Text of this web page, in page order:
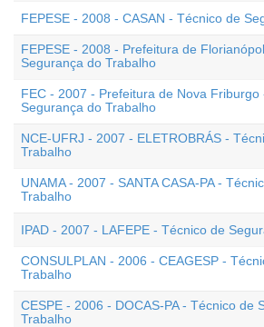
FEPESE - 2008 - CASAN - Técnico de
FEPESE - 2008 - Prefeitura de
Segurança do Trabalho
FEC - 2007 - Prefeitura de Nova Friburgo
Segurança do Trabalho
NCE-UFRJ - 2007 - ELETROBRÁS -
Trabalho
UNAMA - 2007 - SANTA CASA-PA -
Trabalho
IPAD - 2007 - LAFEPE - Técnico de
CONSULPLAN - 2006 - CEAGESP -
Trabalho
CESPE - 2006 - DOCAS-PA - Técnico de
Trabalho